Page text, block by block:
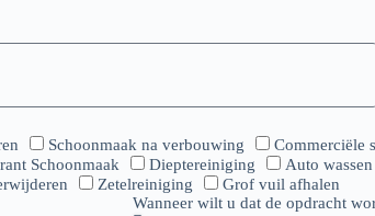
Schoonmaak na verbouwing Commerciële
Schoonmaak Dieptereiniging Auto
Zetelreiniging
Grof vuil afhalen
Wanneer wilt u dat de opdracht